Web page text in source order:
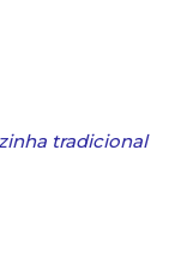
tradicional